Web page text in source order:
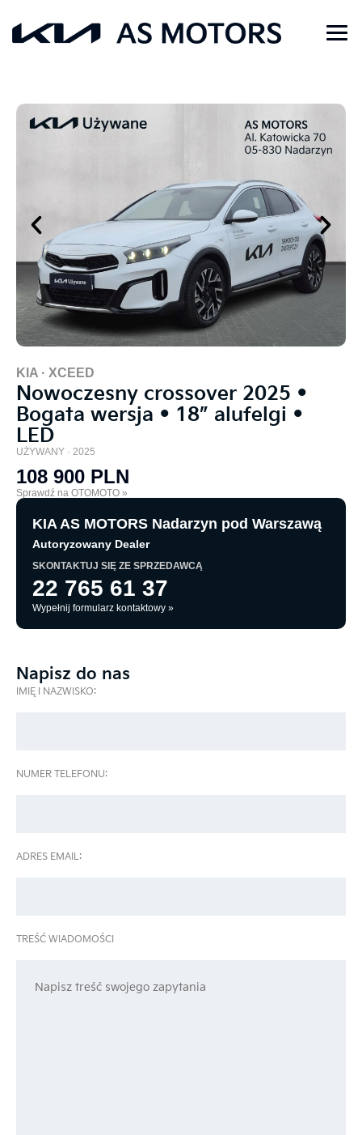
KIA · XCEED
Nowoczesny crossover 2025 •
Bogata wersja • 18” alufelgi •
LED
UŻYWANY · 2025
108 900 PLN
Sprawdź na OTOMOTO »
KIA AS MOTORS Nadarzyn pod Warszawą
Autoryzowany Dealer
SKONTAKTUJ SIĘ ZE SPRZEDAWCĄ
22 765 61 37
Wypełnij formularz kontaktowy »
Napisz do nas
IMIĘ I NAZWISKO:
NUMER TELEFONU:
ADRES EMAIL:
TREŚĆ WIADOMOŚCI